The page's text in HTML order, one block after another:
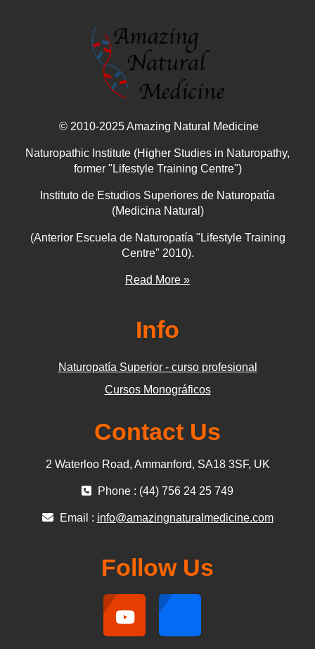
© 2010-2025 Amazing Natural Medicine
Naturopathic Institute (Higher Studies in Naturopathy,
former "Lifestyle Training Centre")
Instituto de Estudios Superiores de Naturopatía
(Medicina Natural)
(Anterior Escuela de Naturopatía "Lifestyle Training
Centre" 2010).
Read More »
Info
Naturopatía Superior - curso profesional
Cursos Monográficos
Contact Us
2 Waterloo Road, Ammanford, SA18 3SF, UK
Phone : (44) 756 24 25 749
Email : info@amazingnaturalmedicine.com
Follow Us